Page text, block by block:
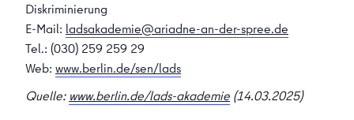
Diskriminierung
E-Mail: ladsakademie@ariadne-an-der-spree.de
Tel.: (030) 259 259 29
Web: www.berlin.de/sen/lads
Quelle: www.berlin.de/lads-akademie (14.03.2025)